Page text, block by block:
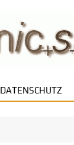
DATENSCHUTZ